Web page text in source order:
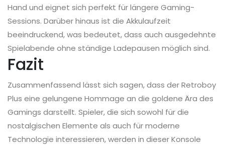
Hand und eignet sich perfekt für längere Gaming-
Sessions. Darüber hinaus ist die Akkulaufzeit
beeindruckend, was bedeutet, dass auch ausgedehnte
Spielabende ohne ständige Ladepausen möglich sind.
Fazit
Zusammenfassend lässt sich sagen, dass der Retroboy
Plus eine gelungene Hommage an die goldene Ära des
Gamings darstellt. Spieler, die sich sowohl für die
nostalgischen Elemente als auch für moderne
Technologie interessieren, werden in dieser Konsole